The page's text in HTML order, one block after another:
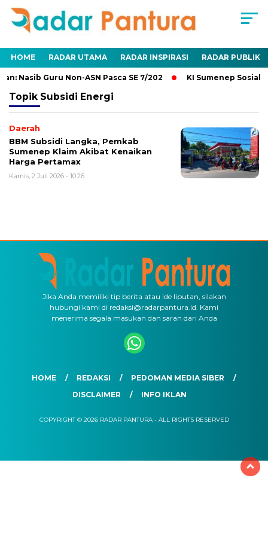
HOME RADAR UTAMA RADAR INSPIRASI RADAR PUBLIK
Nasib Guru Non-ASN Pasca SE 7/202 KI Sumenep
Topik Subsidi Energi
Daerah
BBM Subsidi Langka, Pemkab
Sumenep Klaim Akibat Kenaikan
Harga Pertamax
Kamis, 2 Juli 2026 - 10:26
Jika Anda memiliki tip berita atau ide liputan, silakan
hubungi kami di redaksi@radarpantura.id. Kami
menerima segala masukan dan saran dari Anda
HOME REDAKSI
PEDOMAN MEDIA SIBER
DISCLAIMER
INFO IKLAN
COPYRIGHT © 2026 RADAR PANTURA - ALL RIGHTS RESERVED